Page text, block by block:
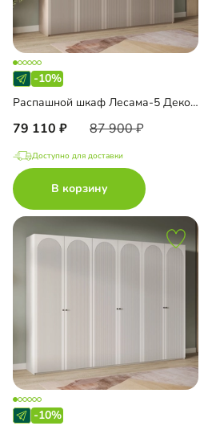
-10%
Распашной шкаф Лесама-5 Декор 1
79 110 87 900
Доступно для доставки
В корзину
-10%